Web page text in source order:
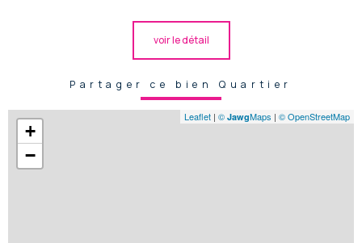
voir le détail
Partager ce bien Quartier
+
−
Leaflet | © JawgMaps | © OpenStreetMap